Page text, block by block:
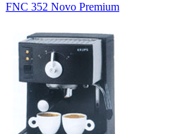
FNC 352 Novo Premium